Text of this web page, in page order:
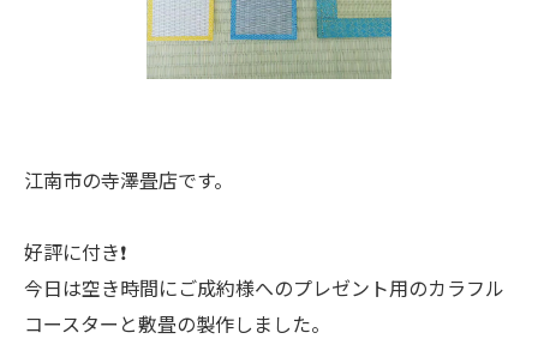
江南市の寺澤畳店です。
好評に付き❗️
今日は空き時間にご成約様へのプレゼント用のカラフル
コースターと敷畳の製作しました。